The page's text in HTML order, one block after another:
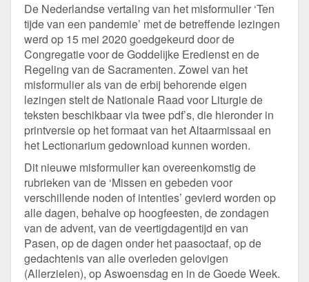
De Nederlandse vertaling van het misformulier ‘Ten
tijde van een pandemie’ met de betreffende lezingen
werd op 15 mei 2020 goedgekeurd door de
Congregatie voor de Goddelijke Eredienst en de
Regeling van de Sacramenten. Zowel van het
misformulier als van de erbij behorende eigen
lezingen stelt de Nationale Raad voor Liturgie de
teksten beschikbaar via twee pdf’s, die hieronder in
printversie op het formaat van het Altaarmissaal en
het Lectionarium gedownload kunnen worden.
Dit nieuwe misformulier kan overeenkomstig de
rubrieken van de ‘Missen en gebeden voor
verschillende noden of intenties’ gevierd worden op
alle dagen, behalve op hoogfeesten, de zondagen
van de advent, van de veertigdagentijd en van
Pasen, op de dagen onder het paasoctaaf, op de
gedachtenis van alle overleden gelovigen
(Allerzielen), op Aswoensdag en in de Goede Week.